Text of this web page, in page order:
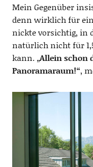
Mein Gegenüber
denn wirklich für
nickte vorsichtig, in
natürlich nicht für
kann. „Allein schon
Panoramaraum!“,